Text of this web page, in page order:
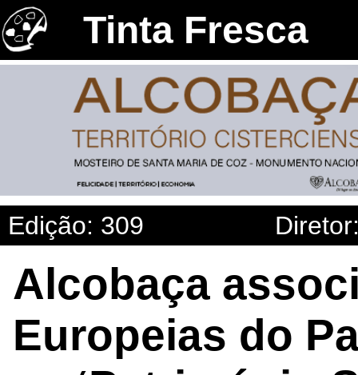
Tinta Fresca
Edição: 309
Alcobaça
Europeias do